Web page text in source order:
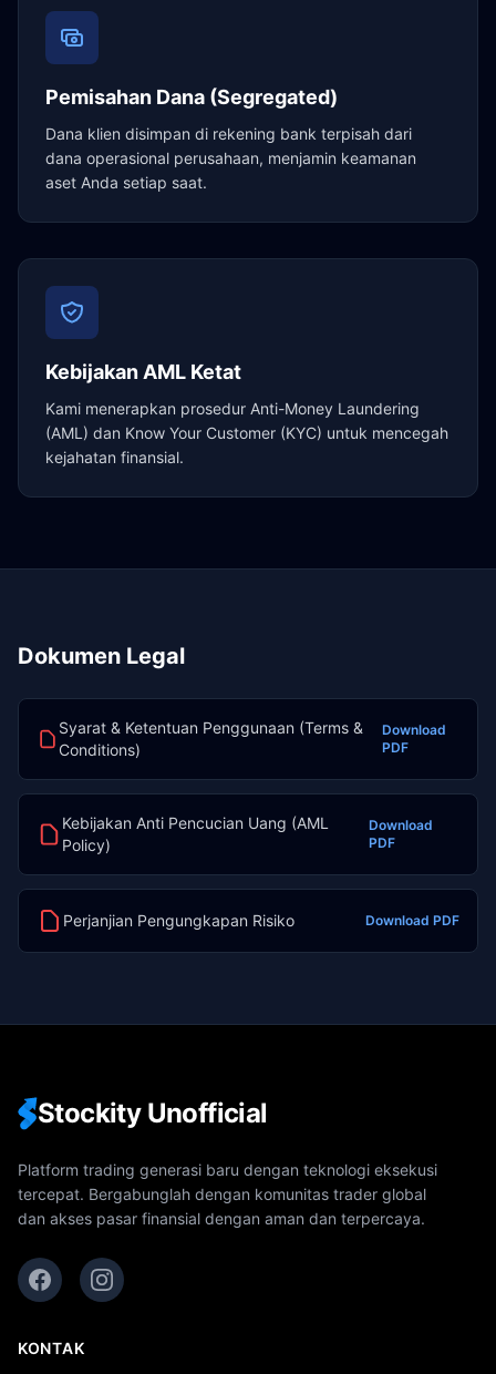
Pemisahan Dana (Segregated)
Dana klien disimpan di rekening bank terpisah dari
dana operasional perusahaan, menjamin keamanan
aset Anda setiap saat.
Kebijakan AML Ketat
Kami menerapkan prosedur Anti-Money Laundering
(AML) dan Know Your Customer (KYC) untuk mencegah
kejahatan finansial.
Dokumen Legal
Syarat & Ketentuan Penggunaan (Terms &
Conditions)
Download
PDF
Kebijakan Anti Pencucian Uang (AML
Policy)
Download
PDF
Perjanjian Pengungkapan Risiko Download PDF
Stockity Unofficial
Platform trading generasi baru dengan teknologi eksekusi
tercepat. Bergabunglah dengan komunitas trader global
dan akses pasar finansial dengan aman dan terpercaya.
KONTAK